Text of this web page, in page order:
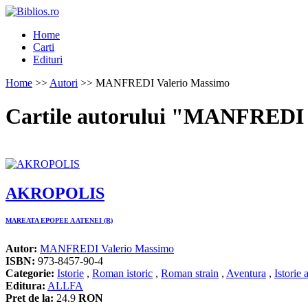
Home
Carti
Edituri
Home >> Autori >> MANFREDI Valerio Massimo
Cartile autorului "MANFREDI
AKROPOLIS
MAREATA EPOPEE A ATENEI (R)
Autor: MANFREDI Valerio Massimo
ISBN: 973-8457-90-4
Categorie: Istorie , Roman istoric , Roman strain , Aventura , Istorie
Editura: ALLFA
Pret de la: 24.9 RON